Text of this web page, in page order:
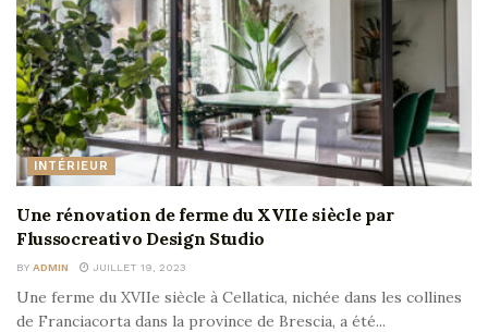
INTÉRIEUR
Une rénovation de ferme du XVIIe siècle par
Flussocreativo Design Studio
BY ADMIN JUILLET 19, 2023
Une ferme du XVIIe siècle à Cellatica, nichée dans les collines
de Franciacorta dans la province de Brescia, a été...